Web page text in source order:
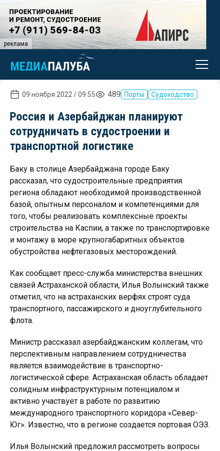
реклама
09 ноября 2022 / 09:55 489 Порты Судоходство
Россия и Азербайджан планируют
сотрудничать в судостроении и
транспортной логистике
Баку в столице Азербайджана городе Баку
рассказал, что судостроительные предприятия
региона обладают необходимой производственной
базой, опытным персоналом и компетенциями для
того, чтобы реализовать комплексные проекты
строительства на Каспии, а также по транспортировке
и монтажу в море крупногабаритных объектов
обустройства нефтегазовых месторождений.
Как сообщает пресс-служба министерства внешних
связей Астраханской области, Илья Волынский также
отметил, что на астраханских верфях строят суда
транспортного, пассажирского и дноуглубительного
флота.
Министр рассказал азербайджанским коллегам, что
перспективным направлением сотрудничества
является взаимодействие в транспортно-
логистической сфере. Астраханская область обладает
солидным инфраструктурным потенциалом и
активно участвует в работе по развитию
международного транспортного коридора «Север-
Юг». Известно, что в регионе создается портовая ОЭЗ.
Илья Волынский предложил рассмотреть вопросы